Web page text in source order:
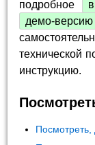
подробное
демо-версию
технической
инструкцию.
Посмотреть,